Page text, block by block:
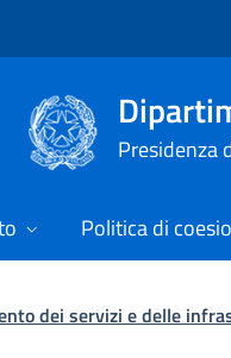
Presidenza
Politica di
dei servizi e delle